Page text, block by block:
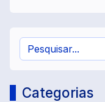
Categorias